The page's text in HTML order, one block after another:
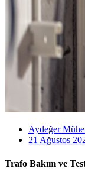
Aydeğer
21 Ağustos
Trafo Bakım ve